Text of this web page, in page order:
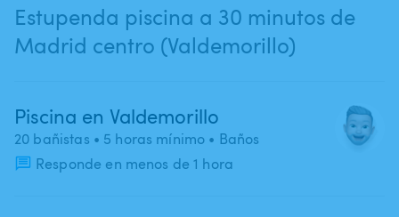
Estupenda piscina a 30 minutos de
Madrid centro (Valdemorillo)
Piscina en Valdemorillo
20 bañistas • 5 horas mínimo • Baños
Responde en menos de 1 hora